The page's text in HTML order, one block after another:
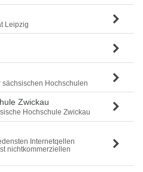
Leipzig
Hochschulen
Zwickau
Hochschule Zwickau
Internetqellen
nichtkommerziellen